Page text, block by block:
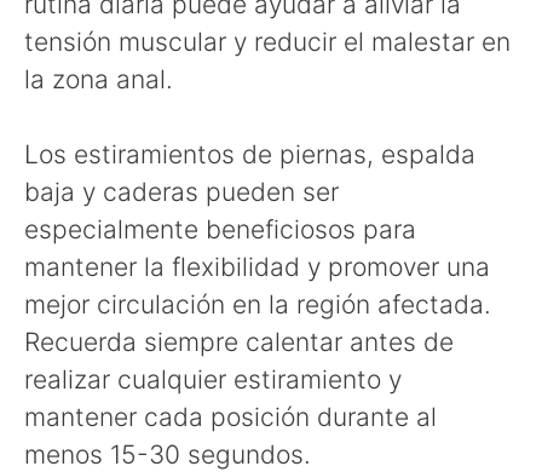
tensión muscular y reducir el malestar en
la zona anal.
Los estiramientos de piernas, espalda
baja y caderas pueden ser
especialmente beneficiosos para
mantener la flexibilidad y promover una
mejor circulación en la región afectada.
Recuerda siempre calentar antes de
realizar cualquier estiramiento y
mantener cada posición durante al
menos 15-30 segundos.